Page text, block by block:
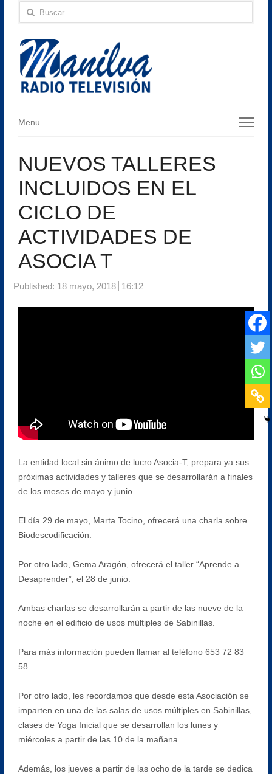
Buscar:
Menu
Menu
NUEVOS TALLERES
INCLUIDOS EN EL
CICLO DE
ACTIVIDADES DE
ASOCIA T
Published: 18 mayo, 2018 16:12
La entidad local sin ánimo de lucro Asocia-T, prepara ya sus
próximas actividades y talleres que se desarrollarán a finales
de los meses de mayo y junio.
El día 29 de mayo, Marta Tocino, ofrecerá una charla sobre
Biodescodificación.
Por otro lado, Gema Aragón, ofrecerá el taller “Aprende a
Desaprender”, el 28 de junio.
Ambas charlas se desarrollarán a partir de las nueve de la
noche en el edificio de usos múltiples de Sabinillas.
Para más información pueden llamar al teléfono 653 72 83
58.
Por otro lado, les recordamos que desde esta Asociación se
imparten en una de las salas de usos múltiples en Sabinillas,
clases de Yoga Inicial que se desarrollan los lunes y
miércoles a partir de las 10 de la mañana.
Además, los jueves a partir de las ocho de la tarde se dedica